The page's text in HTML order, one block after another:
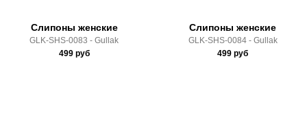
Слипоны женские
GLK-SHS-0083 - Gullak
499руб
Слипоны женские
GLK-SHS-0084 - Gullak
499 руб